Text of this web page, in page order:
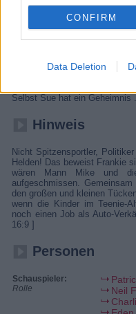
CONFIRM
Data Deletion
Sportler, Politiker oder
Details
Axl versucht seinen Eltern
Selbst Sue hat ein Geheimnis
Hinweis
Nicht Spitzensportler,
Helden! Das beweist Frankie
wären Mann Mike und
aufgeschmissen.
den großen und kleinen
wenn die Kinder im Teenie-
noch einen Job als Auto-
16:9 ]
Personen
Schauspieler:
Rolle
Neil